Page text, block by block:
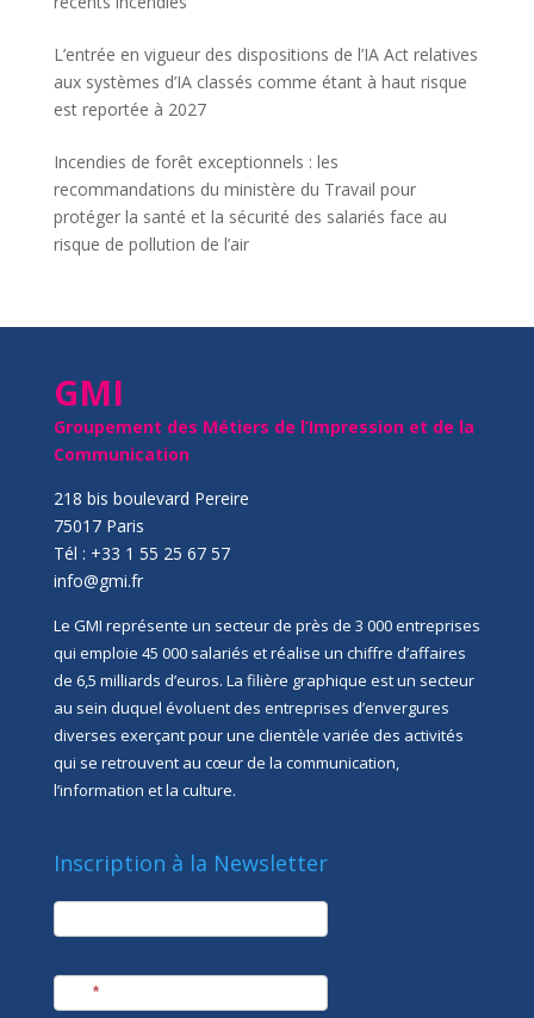
L’entrée en vigueur des dispositions de l’IA Act relatives
aux systèmes d’IA classés comme étant à haut risque
est reportée à 2027
Incendies de forêt exceptionnels : les
recommandations du ministère du Travail pour
protéger la santé et la sécurité des salariés face au
risque de pollution de l’air
GMI
Groupement des Métiers de l’Impression et de la
Communication
218 bis boulevard Pereire
75017 Paris
Tél : +33 1 55 25 67 57
info@gmi.fr
Le GMI représente un secteur de près de 3 000 entreprises
qui emploie 45 000 salariés et réalise un chiffre d’affaires
de 6,5 milliards d’euros. La filière graphique est un secteur
au sein duquel évoluent des entreprises d’envergures
diverses exerçant pour une clientèle variée des activités
qui se retrouvent au cœur de la communication,
l’information et la culture.
Inscription à la Newsletter
newsletter
*